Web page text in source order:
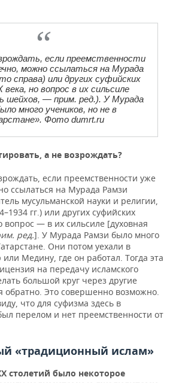
если преемственности
можно ссылаться на Мурада
справа) или других суфийских
века, но вопрос в их сильсиле
шейхов, — прим. ред.). У Мурада
много учеников, но не в
Фото dumrt.ru
а не возрождать?
если преемственности уже
ссылаться на Мурада Рамзи
мусульманской науки и религии,
гг.) или других суфийских
вопрос — в их сильсиле [духовная
ред.]. У Мурада Рамзи было много
Они потом уехали в
Медину, где он работал. Тогда эта
на передачу исламского
большой круг через другие
обратно. Это совершенно возможно.
что для суфизма здесь в
перелом и нет преемственности от
«традиционный ислам»
столетий было некоторое